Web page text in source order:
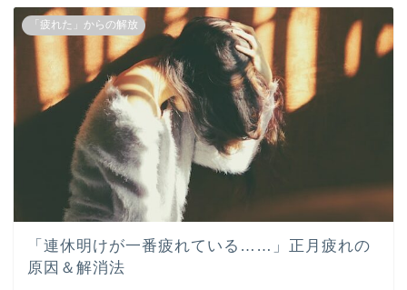
「疲れた」からの解放
「連休明けが一番疲れている……」正月疲れの
原因＆解消法